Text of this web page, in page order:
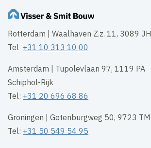
Rotterdam | Waalhaven Z.z. 11, 3089 JH
Tel +31 10 313 10 00
Amsterdam | Tupolevlaan 97, 1119 PA
Schiphol-Rijk
Tel: +31 20 696 68 86
Groningen | Gotenburgweg 50, 9723 TM
Tel: +31 50 549 54 95